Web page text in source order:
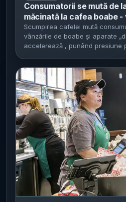
Consumatorii se mută de
măcinată la cafea boabe -
și aparatele „din boabe în
puternic în Europa de Vest
Scumpirea cafelei mută
vânzările de boabe și aparate
accelerează , punând presiune